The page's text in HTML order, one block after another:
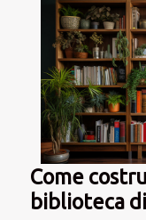
Come
biblioteca